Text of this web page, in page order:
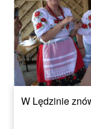
W Lędzinie